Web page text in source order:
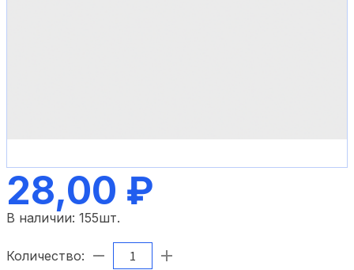
28,00 ₽
В наличии: 155шт.
Количество: